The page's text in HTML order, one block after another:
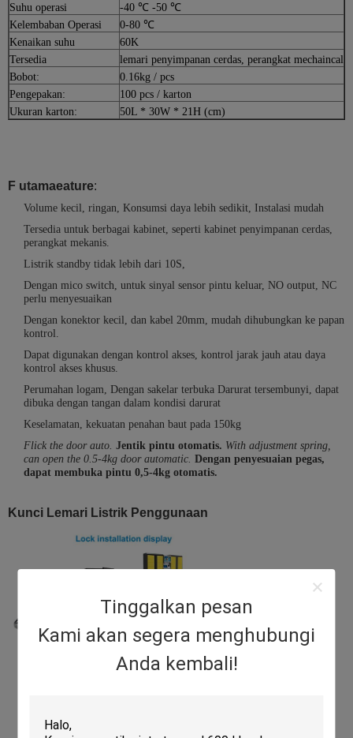
Tinggalkan pesan
Kami akan segera menghubungi
Anda kembali!
Suhu operasi
-40 ℃ -50 ℃
Kelembaban Operasi
0-80 ℃
Kenaikan suhu
60K
Tersedia
lemari penyimpanan cerdas, perangkat mechaincal
Bobot:
0.16kg / pcs
Pengepakan:
100 pcs / karton
Ukuran karton:
50L * 30W * 21H (cm)
F utamaeature:
Volume kecil, ringan, Konsumsi daya lebih sedikit, Instalasi mudah
Tersedia untuk berbagai kabinet, seperti kabinet penyimpanan cerdas,
perangkat mekanis.
Listrik standby tidak lebih dari 10S,
Dengan mico switch, untuk sinyal sensor pintu keluar, NO output, NC
perlu menyesuaikan
Dengan konektor kecil, dan kabel 20mm, mudah dihubungkan ke papan
kontrol.
Dapat digunakan dengan kontrol akses, kontrol jarak jauh atau daya
kontrol akses khusus.
Perumahan logam, Dengan sakelar terbuka Darurat tersembunyi, dapat
dibuka dengan tangan dalam kondisi darurat
Keselamatan, kekuatan penahan baut pada 150kg
Flick the door auto. Jentik pintu otomatis. With adjustment spring,
can open the 0.5-4kg door automatic. Dengan penyesuaian pegas,
dapat membuka pintu 0,5-4kg otomatis.
Kunci Lemari Listrik Penggunaan